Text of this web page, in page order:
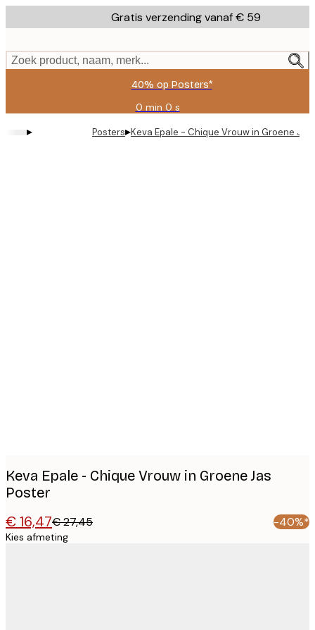
to
content.
Gratis verzending vanaf € 59
Zoek product, naam, merk...
40% op Posters*
0 min 0 s
Geldig
tot:
2026-
▸ Posters▸Keva Epale - Chique Vrouw in Groene Jas
Keva Epale - Chique Vrouw in Groene Jas
Poster
€ 16,47€ 27,45 -40%*
Kies afmeting